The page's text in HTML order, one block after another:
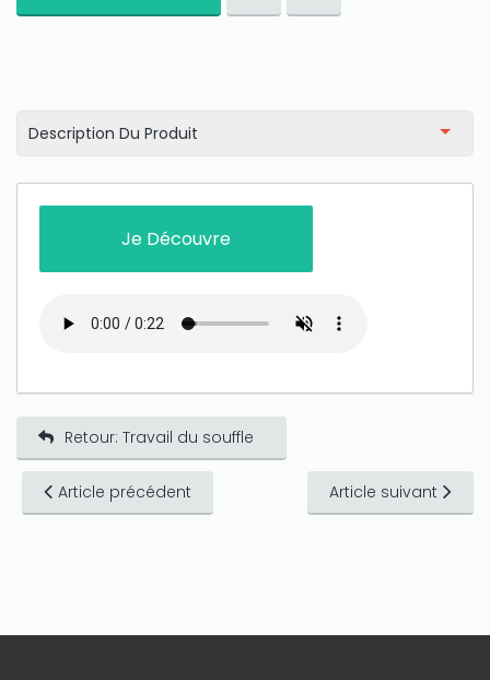
Description Du Produit
Je Découvre
Retour: Travail du souffle
Article précédent Article suivant